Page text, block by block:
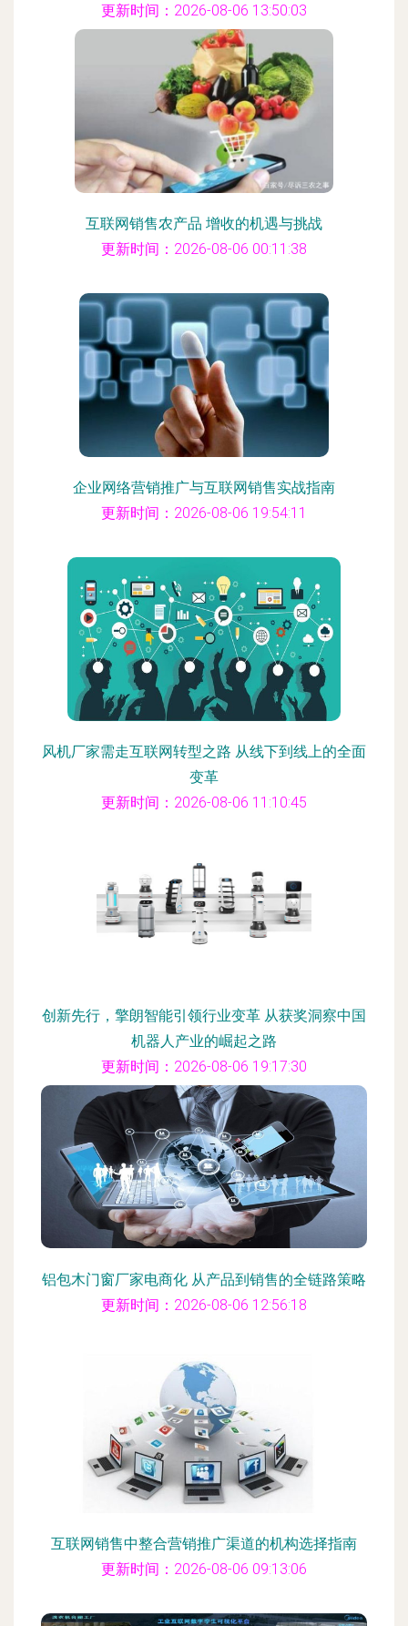
更新时间：2026-08-06 13:50:03
互联网销售农产品 增收的机遇与挑战
更新时间：2026-08-06 00:11:38
企业网络营销推广与互联网销售实战指南
更新时间：2026-08-06 19:54:11
风机厂家需走互联网转型之路 从线下到线上的全面
变革
更新时间：2026-08-06 11:10:45
创新先行，擎朗智能引领行业变革 从获奖洞察中国
机器人产业的崛起之路
更新时间：2026-08-06 19:17:30
铝包木门窗厂家电商化 从产品到销售的全链路策略
更新时间：2026-08-06 12:56:18
互联网销售中整合营销推广渠道的机构选择指南
更新时间：2026-08-06 09:13:06